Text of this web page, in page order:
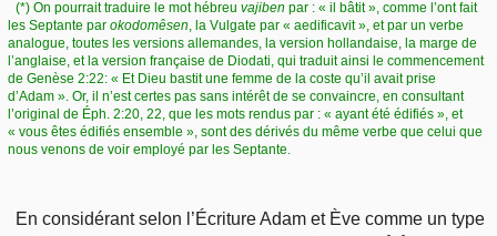
(*) On pourrait traduire le mot hébreuvajiben par : « il bâtit », comme l’ont fait
les Septante par okodomêsen, la Vulgate par « aedificavit », et par un verbe
analogue, toutes les versions allemandes, la version hollandaise, la marge de
l’anglaise, et la version française de Diodati, qui traduit ainsi le commencement
de Genèse 2:22: « Et Dieu bastit une femme de la coste qu’il avait prise
d’Adam ». Or, il n’est certes pas sans intérêt de se convaincre, en consultant
l’original de Éph. 2:20, 22, que les mots rendus par : « ayant été édifiés », et
« vous êtes édifiés ensemble », sont des dérivés du même verbe que celui que
nous venons de voir employé par les Septante.
En considérant selon l’Écriture Adam et Ève comme un type